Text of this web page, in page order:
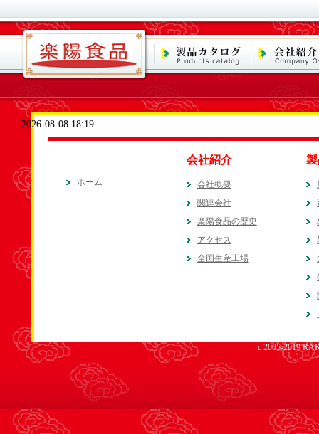
2026-08-08 18:19
ホーム
会社紹介
会社概要
関連会社
楽陽食品の歴史
アクセス
全国生産工場
c 2005-2019